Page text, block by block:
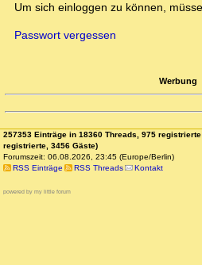
Um sich einloggen zu können,
Passwort vergessen
Werbung
257353 Einträge in 18360 Threads, 975
registrierte, 3456 Gäste)
Forumszeit: 06.08.2026, 23:45 (Europe/Berlin)
RSS Einträge
RSS Threads Kontakt
powered by my little forum